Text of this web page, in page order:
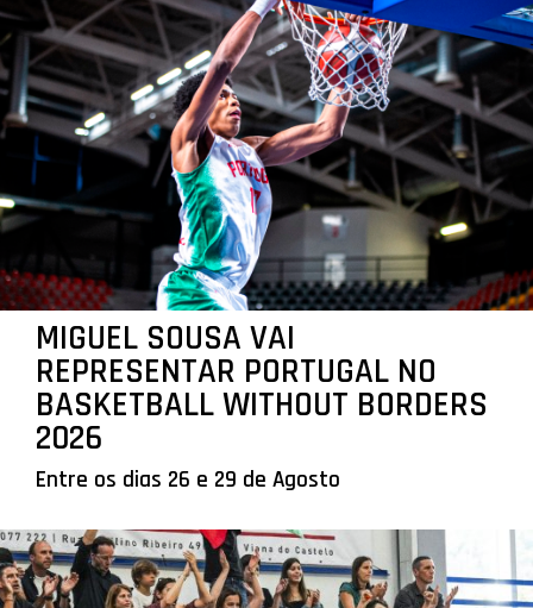
MIGUEL SOUSA VAI
REPRESENTAR PORTUGAL NO
BASKETBALL WITHOUT BORDERS
2026
Entre os dias 26 e 29 de Agosto